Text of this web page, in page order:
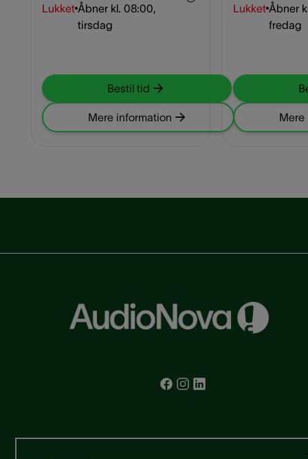
Lukket Åbner kl. 08:00,
tirsdag
Bestil tid
Mere information
Lukket Åbner
fredag
Mere